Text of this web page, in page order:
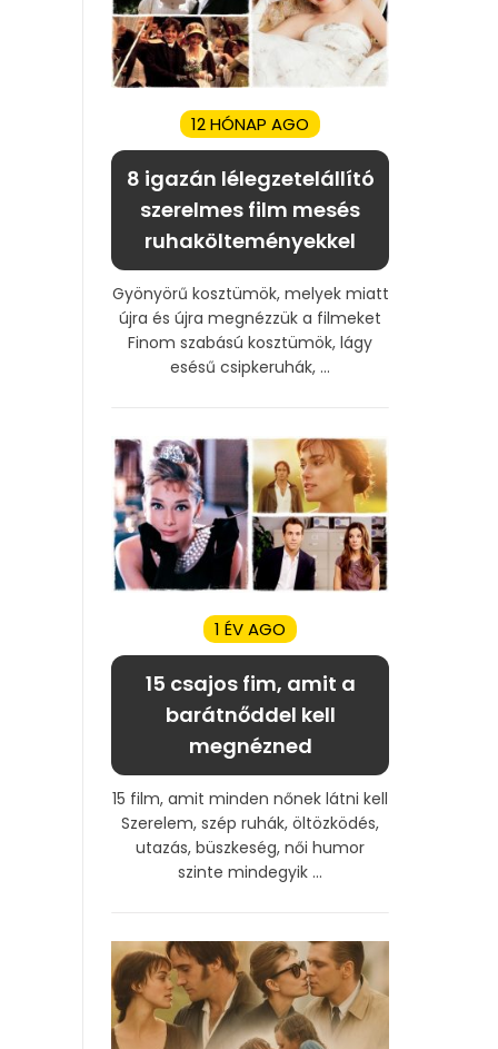
12 HÓNAP AGO
8 igazán lélegzetelállító
szerelmes film mesés
ruhakölteményekkel
Gyönyörű kosztümök, melyek miatt
újra és újra megnézzük a filmeket
Finom szabású kosztümök, lágy
esésű csipkeruhák, ...
1 ÉV AGO
15 csajos fim, amit a
barátnőddel kell
megnézned
15 film, amit minden nőnek látni kell
Szerelem, szép ruhák, öltözködés,
utazás, büszkeség, női humor
szinte mindegyik ...